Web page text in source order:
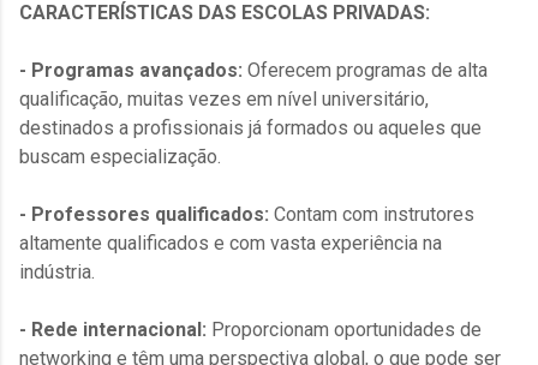
CARACTERÍSTICAS DAS ESCOLAS PRIVADAS:
- Programas avançados: Oferecem programas de alta
qualificação, muitas vezes em nível universitário,
destinados a profissionais já formados ou aqueles que
buscam especialização.
- Professores qualificados: Contam com instrutores
altamente qualificados e com vasta experiência na
indústria.
- Rede internacional: Proporcionam oportunidades de
networking e têm uma perspectiva global, o que pode ser